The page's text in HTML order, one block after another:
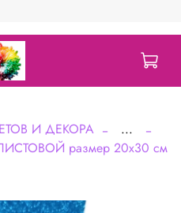
И ДЕКОРА
...
размер 20х30 см